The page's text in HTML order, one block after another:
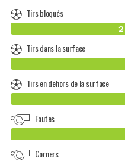
Tirs bloqués
2
Tirs dans la surface
Tirs en dehors de la surface
Fautes
Corners